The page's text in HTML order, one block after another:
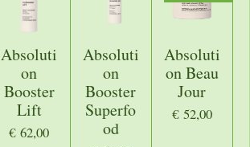
Absoluti
on
Booster
Lift
€ 62,00
Absoluti
on
Booster
Superfo
od
Absoluti
on Beau
Jour
€ 52,00